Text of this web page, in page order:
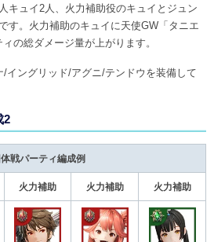
キュイ2人、火力補助役のキュイとジュン
す。火力補助のキュイに天使GW「タニエ
の総ダメージ量が上がります。
イングリッド/アグニ/テンドウを装備して
2
体戦パーティ編成例
火力補助 火力補助 火力補助